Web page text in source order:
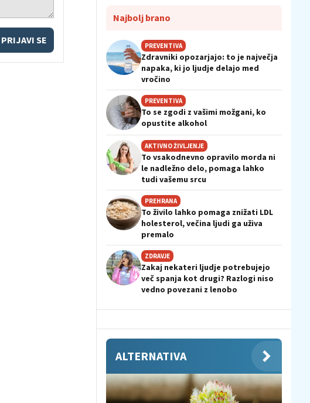
PRIJAVI SE
Najbolj brano
PREVENTIVA
Zdravniki opozarjajo: to je največja
napaka, ki jo ljudje delajo med
vročino
PREVENTIVA
To se zgodi z vašimi možgani, ko
opustite alkohol
AKTIVNO ŽIVLJENJE
To vsakodnevno opravilo morda ni
le nadležno delo, pomaga lahko
tudi vašemu srcu
PREHRANA
To živilo lahko pomaga znižati LDL
holesterol, večina ljudi ga uživa
premalo
ZDRAVJE
Zakaj nekateri ljudje potrebujejo
več spanja kot drugi? Razlogi niso
vedno povezani z lenobo
ALTERNATIVA